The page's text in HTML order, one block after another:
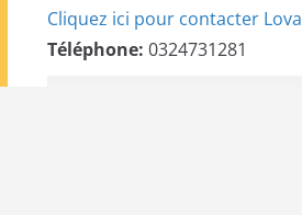
Cliquez ici pour contacter Lova
Téléphone: 0324731281